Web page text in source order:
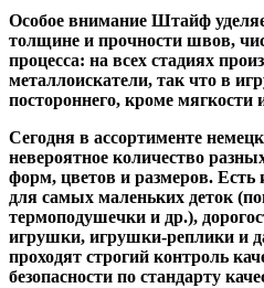
Особое внимание Штайф
толщине и прочности швов,
процесса: на всех стадиях
металлоискатели, так что в
постороннего, кроме мягкости
Сегодня в ассортименте
невероятное количество
форм, цветов и размеров.
для самых маленьких деток
термоподушечки и др.),
игрушки, игрушки-реплики и
проходят строгий контроль
безопасности по стандарту